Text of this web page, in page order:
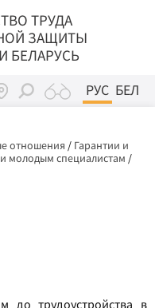
ТРУДА
ЗАЩИТЫ
БЕЛАРУСЬ
РУС БЕЛ
отношения / Гарантии и
молодым специалистам /
до трудоустройства в